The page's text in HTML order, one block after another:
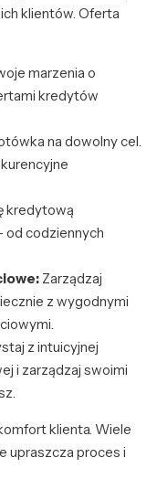
klientów. Oferta
marzenia o
kredytów
na dowolny cel.
kredytową
od codziennych
Zarządzaj
z wygodnymi
z intuicyjnej
i zarządzaj swoimi
klienta. Wiele
upraszcza proces i